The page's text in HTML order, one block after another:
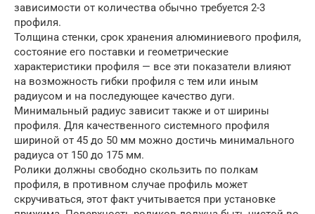
зависимости от количества обычно требуется 2-3
профиля.
Толщина стенки, срок хранения алюминиевого профиля,
состояние его поставки и геометрические
характеристики профиля — все эти показатели влияют
на возможность гибки профиля с тем или иным
радиусом и на последующее качество дуги.
Минимальный радиус зависит также и от ширины
профиля. Для качественного системного профиля
шириной от 45 до 50 мм можно достичь минимального
радиуса от 150 до 175 мм.
Ролики должны свободно скользить по полкам
профиля, в противном случае профиль может
скручиваться, этот факт учитывается при установке